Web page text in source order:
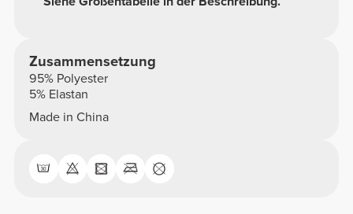
Zusammensetzung
95% Polyester
5% Elastan
Made in China